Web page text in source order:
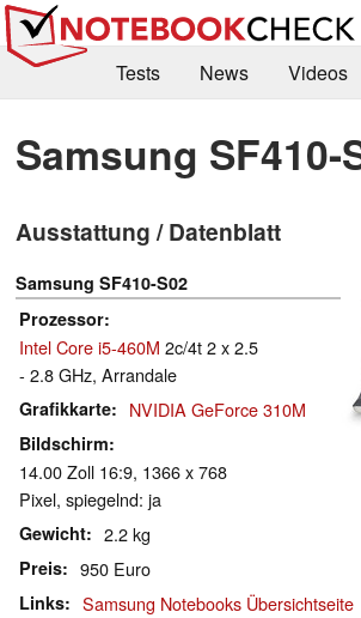
Tests News
Videos
Kaufberatung
Deals Suche
Forum
Samsung SF410-
Ausstattung / Datenblatt
Samsung SF410-S02
Prozessor
Intel Core i5-460M 2c/4t 2 x 2.5
- 2.8 GHz, Arrandale
Grafikkarte NVIDIA GeForce 310M
Bildschirm
14.00 Zoll 16:9, 1366 x 768
Pixel, spiegelnd: ja
Gewicht 2.2 kg
Preis 950 Euro
Links Samsung Notebooks Übersichtseite